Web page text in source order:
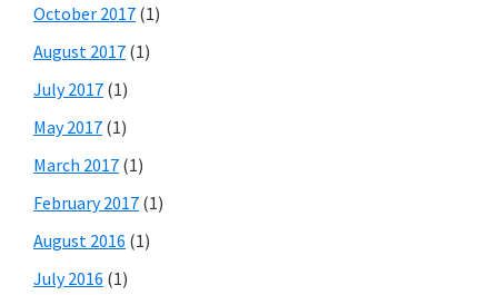
October 2017 (1)
August 2017 (1)
July 2017 (1)
May 2017 (1)
March 2017 (1)
February 2017 (1)
August 2016 (1)
July 2016 (1)